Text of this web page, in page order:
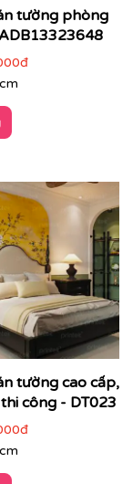
thiện nhanh
cùng bạn kiến
hứng và gu
khác
tường phòng
tường cao cấp,
công - DT023